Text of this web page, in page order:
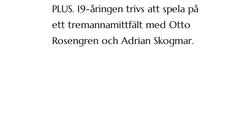
PLUS. 19-åringen trivs att spela på
ett tremannamittfält med Otto
Rosengren och Adrian Skogmar.